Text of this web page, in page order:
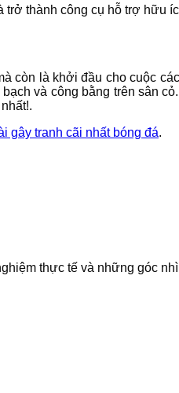
thành công cụ hỗ trợ hữu
còn là khởi đầu cho cuộc
và công bằng trên sân
gây tranh cãi nhất bóng đá.
thực tế và những góc